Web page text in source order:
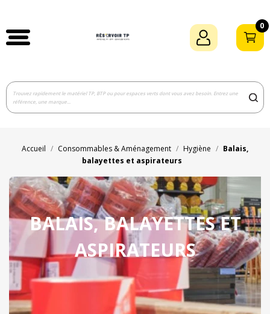
0
Accueil Consommables & Aménagement Hygiène
Balais,
balayettes et aspirateurs
BALAIS, BALAYETTES ET
ASPIRATEURS